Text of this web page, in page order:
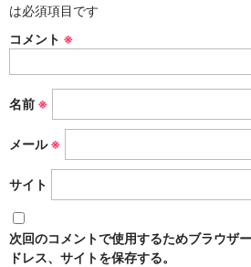
DELFT IMARI
FUGA
いちごシリーズ
STRAWBERRY
錆ネズシリーズ
花びらシリーズ
は必須項目です
コメント ※
名前 ※
メール※
サイト
次回のコメントで使用するためブラウザ
ドレス、サイトを保存する。